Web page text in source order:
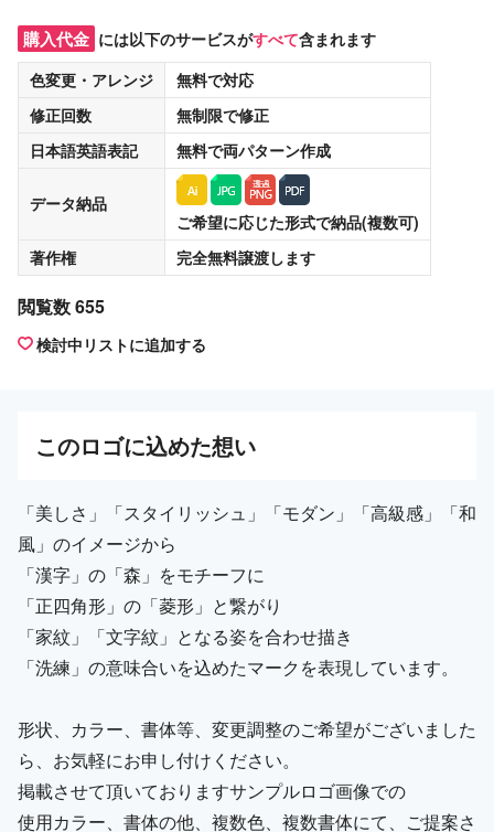
購入代金 には以下のサービスがすべて含まれます
色変更・アレンジ
無料で対応
修正回数
無制限で修正
日本語英語表記
無料で両パターン作成
データ納品
ご希望に応じた形式で納品(複数可)
著作権
完全無料譲渡します
閲覧数 655
検討中リストに追加する
このロゴに込めた想い
「美しさ」「スタイリッシュ」「モダン」「高級感」「和
風」のイメージから
「漢字」の「森」をモチーフに
「正四角形」の「菱形」と繋がり
「家紋」「文字紋」となる姿を合わせ描き
「洗練」の意味合いを込めたマークを表現しています。
形状、カラー、書体等、変更調整のご希望がございました
ら、お気軽にお申し付けください。
掲載させて頂いておりますサンプルロゴ画像での
使用カラー、書体の他、複数色、複数書体にて、ご提案さ